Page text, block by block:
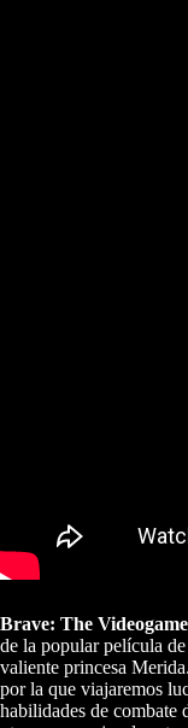
Brave: The Videogame
de la popular película
valiente princesa
por la que viajaremos
habilidades de combate